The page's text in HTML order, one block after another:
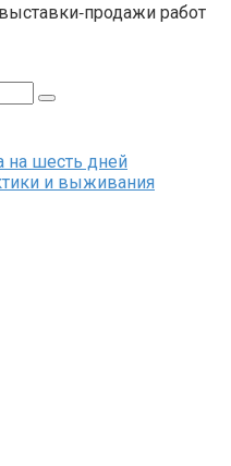
работ
шесть дней
и выживания